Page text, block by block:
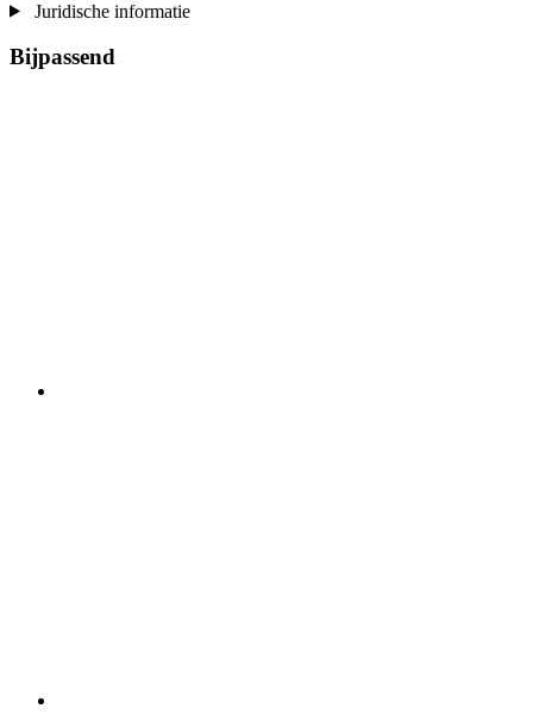
Juridische informatie
Bijpassend